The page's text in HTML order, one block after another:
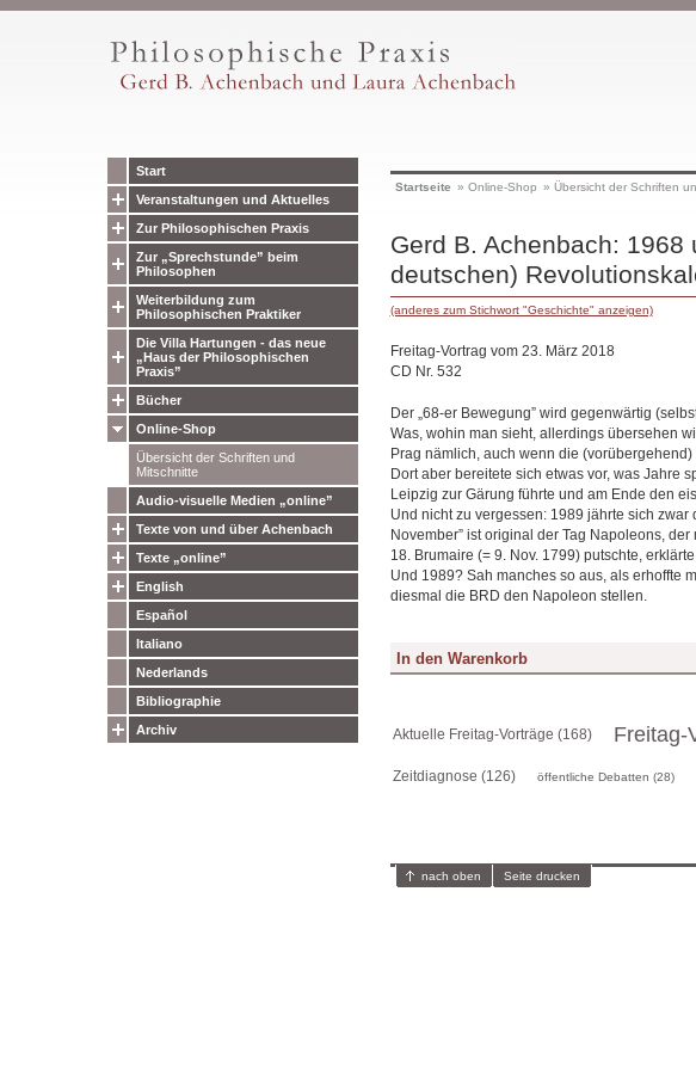
Start
Veranstaltungen und Aktuelles
Zur Philosophischen Praxis
Zur „Sprechstunde” beim
Philosophen
Weiterbildung zum
Philosophischen Praktiker
Die Villa Hartungen - das neue
„Haus der Philosophischen
Praxis”
Bücher
Online-Shop
Übersicht der Schriften und
Mitschnitte
Audio-visuelle Medien „online”
Texte von und über Achenbach
Texte „online”
English
Español
Italiano
Nederlands
Bibliographie
Archiv
Startseite » Online-Shop » Übersicht der Schriften
Gerd B. Achenbach:
deutschen)
(anderes zum Stichwort "Geschichte" anzeigen)
Freitag-Vortrag vom 23. März 2018
CD Nr. 532
Der „68-er Bewegung” wird gegenwärtig
Was, wohin man sieht, allerdings übersehen
Prag nämlich, auch wenn die
Dort aber bereitete sich etwas vor, was Jahre
Leipzig zur Gärung führte und am Ende den
Und nicht zu vergessen: 1989 jährte sich zwar
November” ist original der Tag Napoleons,
18. Brumaire (= 9. Nov. 1799) putschte,
Und 1989? Sah manches so aus, als erhoffte
diesmal die BRD den Napoleon stellen.
Aktuelle Freitag-Vorträge (168) Freitag-
Zeitdiagnose (126) öffentliche Debatten (28)
nach oben Seite drucken